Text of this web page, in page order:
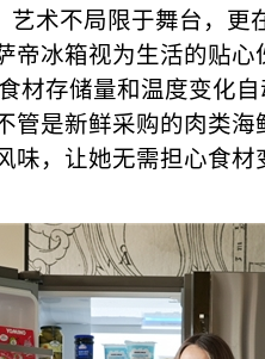
艺术不局限于舞台，更
帝冰箱视为生活的贴
材存储量和温度变化
管是新鲜采购的肉类
味，让她无需担心食